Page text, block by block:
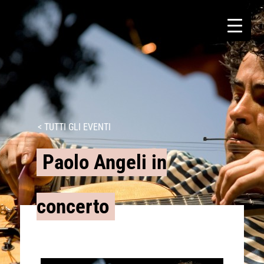
< TUTTI GLI EVENTI
Paolo Angeli in
concerto